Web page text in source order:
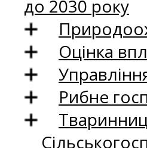
до 2030 року
Оцінка
Рибне